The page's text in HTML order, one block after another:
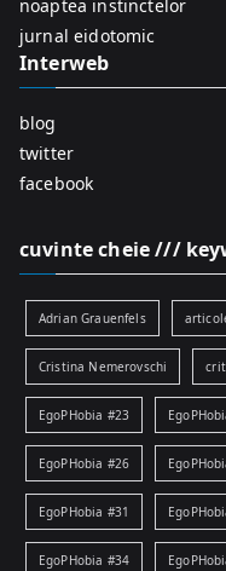
noaptea instinctelor
jurnal eidotomic
Interweb
blog
twitter
facebook
cuvinte cheie ///
Adrian Grauenfels
Cristina Nemerovschi
EgoPHobia #23
EgoPHobia #26
EgoPHobia #31
EgoPHobia #34